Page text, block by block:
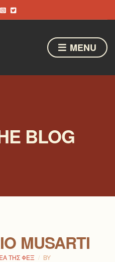
MENU
BLOG
MUSARTI
ΤΗΣ ΦΕΞ BY